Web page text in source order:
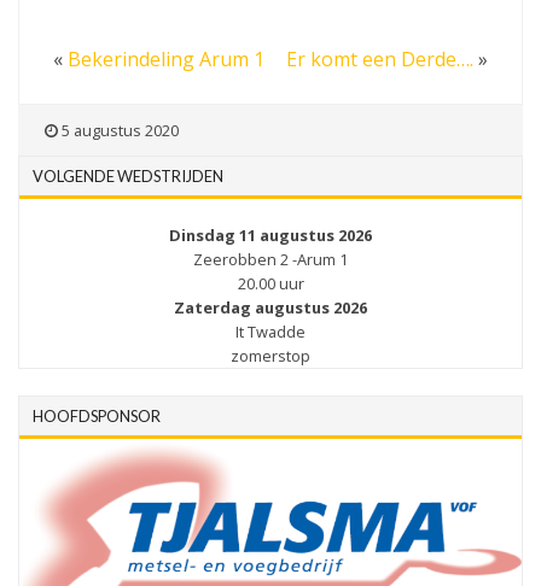
« Bekerindeling Arum 1 Er komt een Derde…. »
5 augustus 2020
VOLGENDE WEDSTRIJDEN
Dinsdag 11 augustus 2026
Zeerobben 2 -Arum 1
20.00 uur
Zaterdag augustus 2026
It Twadde
zomerstop
HOOFDSPONSOR